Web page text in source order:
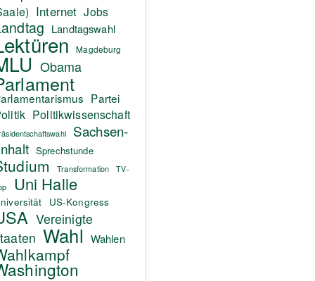
Internet Jobs
Landtagswahl
Magdeburg
Obama
Partei
Politikwissenschaft
Sachsen-
Sprechstunde
Transformation
TV-
Uni Halle
US-Kongress
Vereinigte
Wahl Wahlen